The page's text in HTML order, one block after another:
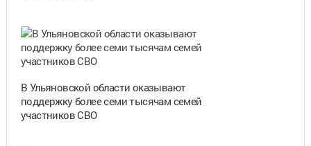
В Ульяновской области оказывают
поддержку более семи тысячам семей
участников СВО